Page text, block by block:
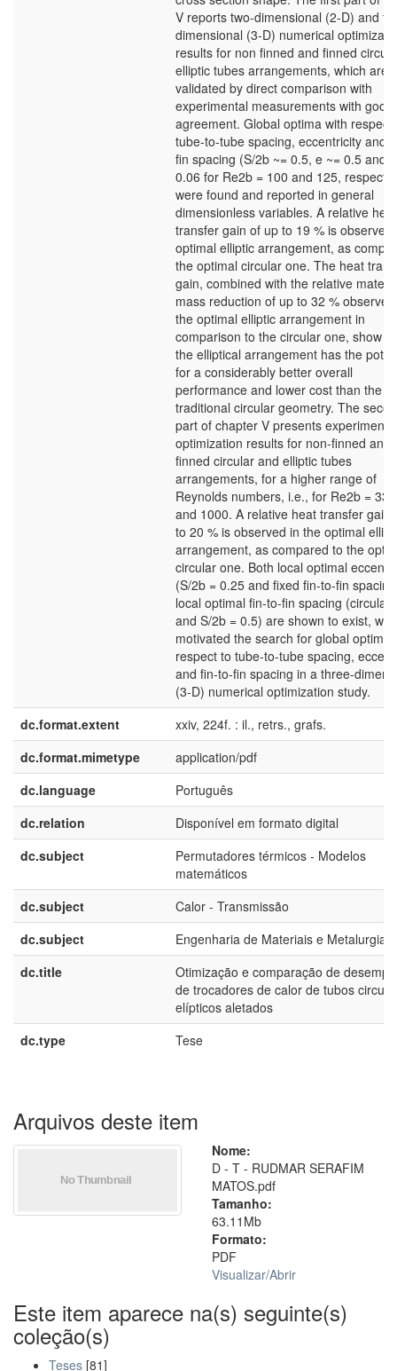
V reports two-dimensional (2-D) and
dimensional (3-D) numerical
results for non finned and finned
elliptic tubes arrangements, which are
validated by direct comparison with
experimental measurements with good
agreement. Global optima with respect
tube-to-tube spacing, eccentricity and
fin spacing (S/2b ~= 0.5, e ~= 0.5 and
0.06 for Re2b = 100 and 125,
were found and reported in general
dimensionless variables. A relative heat
transfer gain of up to 19 % is observed
optimal elliptic arrangement, as
the optimal circular one. The heat
gain, combined with the relative
mass reduction of up to 32 %
the optimal elliptic arrangement in
comparison to the circular one, show
the elliptical arrangement has the
for a considerably better overall
performance and lower cost than the
traditional circular geometry. The
part of chapter V presents experimental
optimization results for non-finned and
finned circular and elliptic tubes
arrangements, for a higher range of
Reynolds numbers, i.e., for Re2b =
and 1000. A relative heat transfer gain
to 20 % is observed in the optimal
arrangement, as compared to the
circular one. Both local optimal
(S/2b = 0.25 and fixed fin-to-fin
local optimal fin-to-fin spacing (circular
and S/2b = 0.5) are shown to exist,
motivated the search for global optima
respect to tube-to-tube spacing,
and fin-to-fin spacing in a three-
(3-D) numerical optimization study.
dc.format.extent
xxiv, 224f. : il., retrs., grafs.
dc.format.mimetype
application/pdf
dc.language
Português
dc.relation
Disponível em formato digital
dc.subject
Permutadores térmicos - Modelos
matemáticos
dc.subject
Calor - Transmissão
dc.subject
Engenharia de Materiais e Metalurgia
dc.title
Otimização e comparação de
de trocadores de calor de tubos
elípticos aletados
dc.type
Tese
Arquivos deste item
Nome:
D - T - RUDMAR SERAFIM
MATOS.pdf
Tamanho:
63.11Mb
Formato:
PDF
Visualizar/Abrir
Este item aparece na(s) seguinte(s)
coleção(s)
Teses [81]